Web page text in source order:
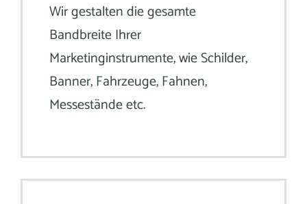
Wir gestalten die gesamte
Bandbreite Ihrer
Marketinginstrumente, wie Schilder,
Banner, Fahrzeuge, Fahnen,
Messestände etc.